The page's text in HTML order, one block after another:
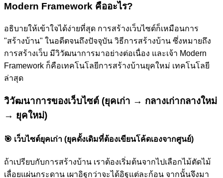
Modern Framework คืออะไร?
อธิบายให้เข้าใจได้ง่ายที่สุด การสร้างเว็บไซต์ก็เหมือนการ
"สร้างบ้าน" ในอดีตจนถึงปัจจุบัน วิธีการสร้างบ้าน ซึ่งหมายถึง
การสร้างเว็บ มีวิวัฒนาการมาอย่างต่อเนื่อง และเจ้า Modern
Framework ก็คือเทคโนโลยีการสร้างบ้านยุคใหม่ เทคโนโลยี
ล่าสุด
วิวัฒนาการของเว็บไซต์ (ยุคเก่า → กลางเก่ากลางใหม่
→ ยุคใหม่)
🎯 เว็บไซต์ยุคเก่า (ยุคดั้งเดิมที่ต้องเขียนโค้ดเองจากศูนย์)
ถ้าเปรียบกับการสร้างบ้าน เราต้องเริ่มต้นจากไปเลือกไม้ตัดไม้
เลื่อยแผ่นกระดาน เผาอิฐกว่าจะได้อิฐแต่ละก้อน จากนั้นจึงมา